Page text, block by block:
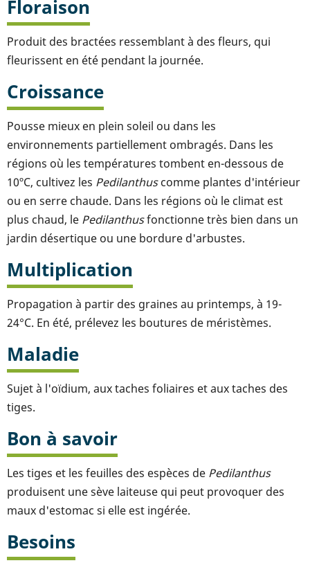
Floraison
Produit des bractées ressemblant à des fleurs, qui
fleurissent en été pendant la journée.
Croissance
Pousse mieux en plein soleil ou dans les
environnements partiellement ombragés. Dans les
régions où les températures tombent en-dessous de
10ºC, cultivez les Pedilanthuscomme plantes d'intérieur
ou en serre chaude. Dans les régions où le climat est
plus chaud, le Pedilanthusfonctionne très bien dans un
jardin désertique ou une bordure d'arbustes.
Multiplication
Propagation à partir des graines au printemps, à 19-
24°C. En été, prélevez les boutures de méristèmes.
Maladie
Sujet à l'oïdium, aux taches foliaires et aux taches des
tiges.
Bon à savoir
Les tiges et les feuilles des espèces de Pedilanthus
produisent une sève laiteuse qui peut provoquer des
maux d'estomac si elle est ingérée.
Besoins